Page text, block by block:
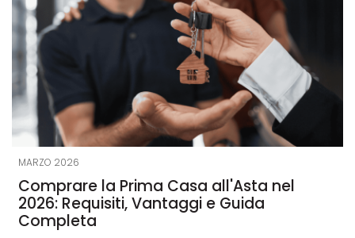
MARZO 2026
Comprare la Prima Casa all'Asta nel
2026: Requisiti, Vantaggi e Guida
Completa